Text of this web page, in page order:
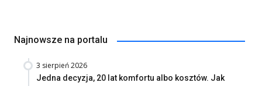
Najnowsze na portalu
3 sierpień 2026
Jedna decyzja, 20 lat komfortu albo kosztów. Jak